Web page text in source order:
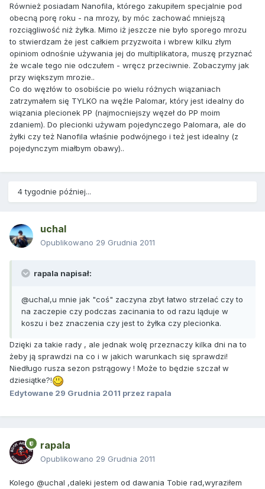
Również posiadam Nanofila, którego zakupiłem specjalnie pod
obecną porę roku - na mrozy, by móc zachować mniejszą
rozciągliwość niż żyłka. Mimo iż jeszcze nie było sporego mrozu
to stwierdzam że jest całkiem przyzwoita i wbrew kilku złym
opiniom odnośnie używania jej do multiplikatora, muszę przyznać
że wcale tego nie odczułem - wręcz przeciwnie. Zobaczymy jak
przy większym mrozie..
Co do węzłów to osobiście po wielu różnych wiązaniach
zatrzymałem się TYLKO na węźle Palomar, który jest idealny do
wiązania plecionek PP (najmocniejszy węzeł do PP moim
zdaniem). Do plecionki używam pojedynczego Palomara, ale do
żyłki czy też Nanofila właśnie podwójnego i też jest idealny (z
pojedynczym miałbym obawy)..
4 tygodnie później...
uchal
Opublikowano 29 Grudnia 2011
rapala napisał:
@uchal,u mnie jak "coś" zaczyna zbyt łatwo strzelać czy to
na zaczepie czy podczas zacinania to od razu ląduje w
koszu i bez znaczenia czy jest to żyłka czy plecionka.
Dzięki za takie rady , ale jednak wolę przeznaczy kilka dni na to
żeby ją sprawdzi na co i w jakich warunkach się sprawdzi!
Niedługo rusza sezon pstrągowy ! Może to będzie szczał w
dziesiątke?!
Edytowane 29 Grudnia 2011 przez rapala
rapala
Opublikowano 29 Grudnia 2011
Kolego @uchal ,daleki jestem od dawania Tobie rad,wyraziłem